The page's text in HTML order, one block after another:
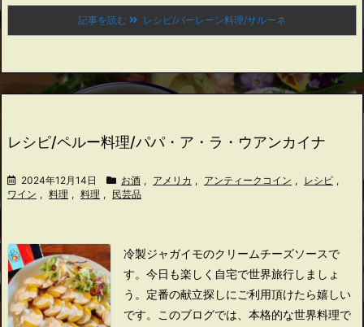
記事を読む レシピ/バーレーン料理/サルーネ
レシピ/ペルー料理/パパ・ア・ラ・ウアンカイナ
2024年12月14日 お酒 , アメリカ , アンティークコイン , レシピ ,
ワイン , 料理 , 料理 , 民芸品
冷製ジャガイモのクリームチーズソースで
す。 今日も楽しく自宅で世界旅行しましょ
う。 定番の献立探しにご利用頂けたら嬉しい
です。
このブログでは、本格的な世界料理で